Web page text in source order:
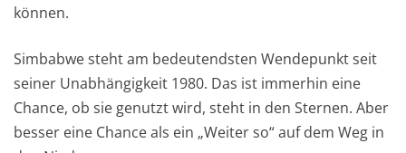
können.
Simbabwe steht am bedeutendsten Wendepunkt seit
seiner Unabhängigkeit 1980. Das ist immerhin eine
Chance, ob sie genutzt wird, steht in den Sternen. Aber
besser eine Chance als ein „Weiter so“ auf dem Weg in